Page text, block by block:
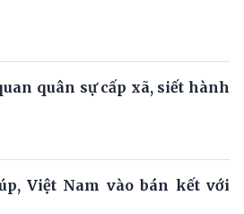
quân sự cấp xã, siết hành
Việt Nam vào bán kết với